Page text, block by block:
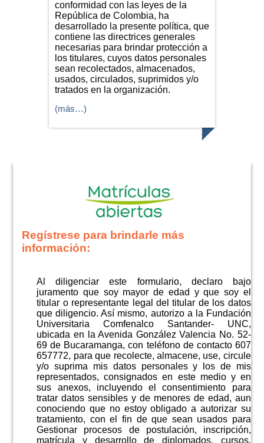
conformidad con las leyes de la
República de Colombia, ha
desarrollado la presente política, que
contiene las directrices generales
necesarias para brindar protección a
los titulares, cuyos datos personales
sean recolectados, almacenados,
usados, circulados, suprimidos y/o
tratados en la organización.
(más…)
Regístrese para brindarle más
información:
Al diligenciar este formulario, declaro bajo
juramento que soy mayor de edad y que soy el
titular o representante legal del titular de los datos
que diligencio. Así mismo, autorizo a la Fundación
Universitaria Comfenalco Santander- UNC,
ubicada en la Avenida González Valencia No. 52-
69 de Bucaramanga, con teléfono de contacto 607
657772, para que recolecte, almacene, use, circule
y/o suprima mis datos personales y los de mis
representados, consignados en este medio y en
sus anexos, incluyendo el consentimiento para
tratar datos sensibles y de menores de edad, aun
conociendo que no estoy obligado a autorizar su
tratamiento, con el fin de que sean usados para
Gestionar procesos de postulación, inscripción,
matrícula y desarrollo de diplomados, cursos,